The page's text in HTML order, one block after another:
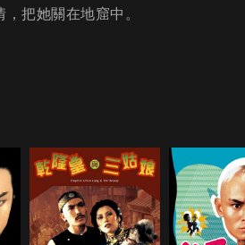
，把她關在地窟中。